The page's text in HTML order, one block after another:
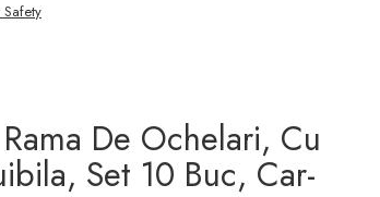
De Ochelari, Cu
Set 10 Buc, Car-